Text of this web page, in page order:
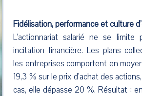
Fidélisation, performance et culture
L’actionnariat salarié ne se
incitation financière. Les plans
les entreprises comportent en
19,3 % sur le prix d’achat des
cas, elle dépasse 20 %. Résultat :